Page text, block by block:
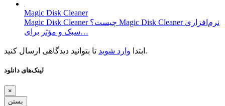
Magic Disk Cleaner
Magic Disk Cleaner چیست؟ Magic Disk Cleaner نرم‌افزاری
سبک و مؤثر برای…
ابتدا وارد شوید تا بتوانید دیدگاهی ارسال کنید.
لینک‌های دانلود
×
بستن